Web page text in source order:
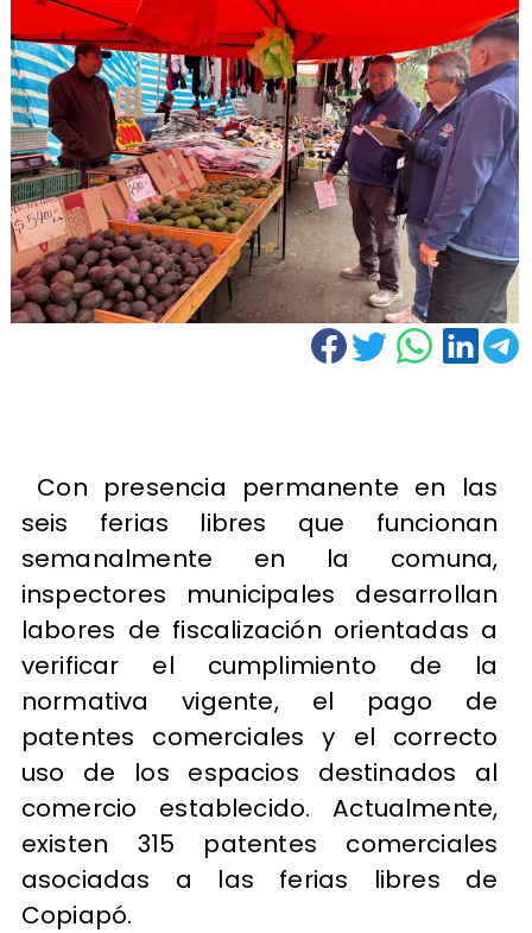
Con presencia permanente en las
seis ferias libres que funcionan
semanalmente en la comuna,
inspectores municipales desarrollan
labores de fiscalización orientadas a
verificar el cumplimiento de la
normativa vigente, el pago de
patentes comerciales y el correcto
uso de los espacios destinados al
comercio establecido. Actualmente,
existen 315 patentes comerciales
asociadas a las ferias libres de
Copiapó.